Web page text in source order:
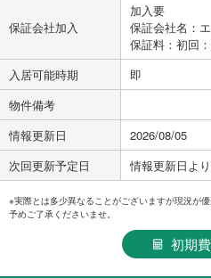
保証会社加入
加入要
保証会社名：
保証料：初回
入居可能時期
即
物件備考
情報更新日
2026/08/05
次回更新予定日
情報更新日よ
※実際とは多少異なることがございますが現況が優
予めご了承くださいませ。
初期